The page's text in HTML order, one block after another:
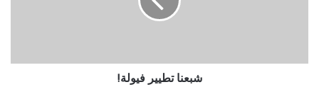
شبعنا تطيير فيولة!